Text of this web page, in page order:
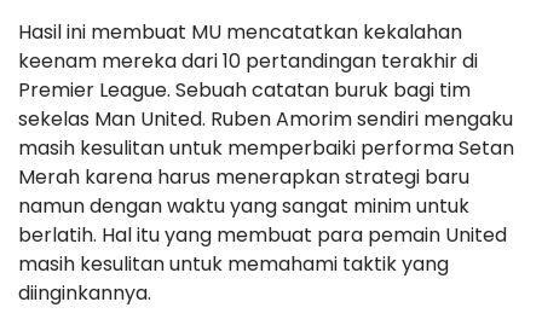
Hasil ini membuat MU mencatatkan kekalahan
keenam mereka dari 10 pertandingan terakhir di
Premier League. Sebuah catatan buruk bagi tim
sekelas Man United. Ruben Amorim sendiri mengaku
masih kesulitan untuk memperbaiki performa Setan
Merah karena harus menerapkan strategi baru
namun dengan waktu yang sangat minim untuk
berlatih. Hal itu yang membuat para pemain United
masih kesulitan untuk memahami taktik yang
diinginkannya.